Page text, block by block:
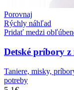
Porovnaj
Rýchly náhľad
Pridať medzi
Detské príbory z
Taniere, misky,
potreby